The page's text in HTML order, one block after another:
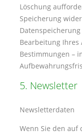
Löschung
Speicherung
Bearbeitung Ihres
Bestimmungen –
5. Newsletter
Newsletter­daten
Wenn Sie den auf